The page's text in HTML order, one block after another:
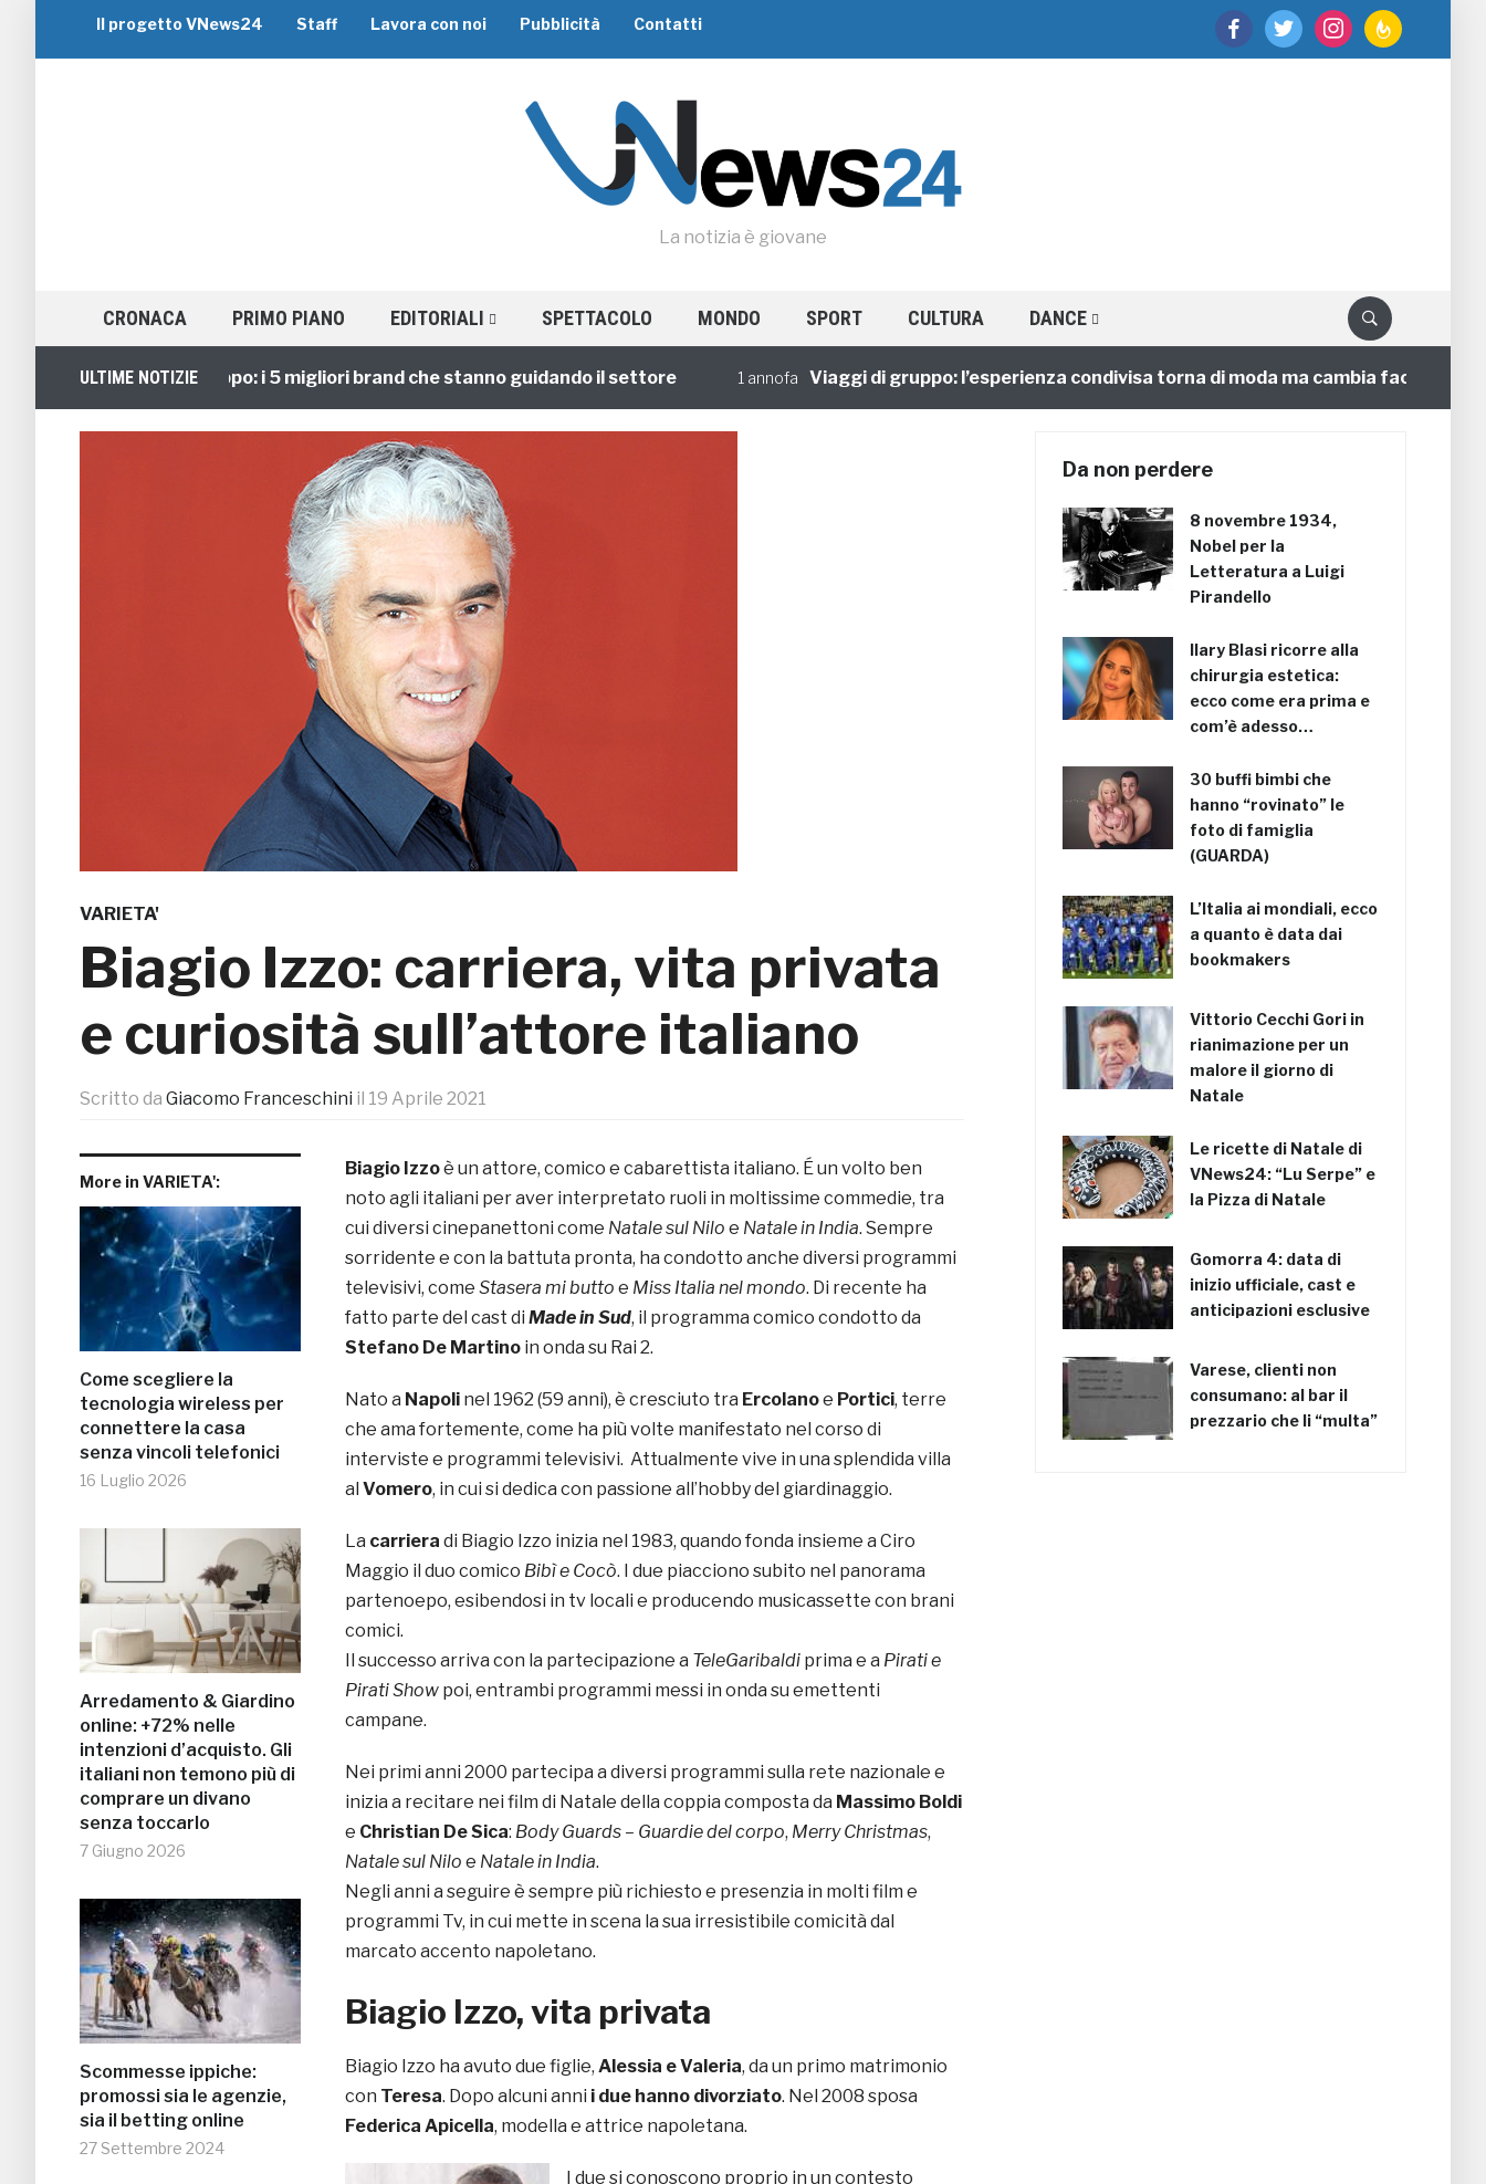
facebooktwitter instagramfeedburner
Il progetto VNews24 Staff Lavora con noi Pubblicità Contatti
La notizia è giovane
CRONACA PRIMO PIANO EDITORIALI SPETTACOLO MONDO SPORT CULTURA DANCE
ULTIME NOTIZIE
Viaggi di Gruppo: i 5 migliori brand che stanno guidando il settore 1 annofa Viaggi di gruppo: l’esperienza condivisa torna di moda ma cambia faccia
VARIETA'
Biagio Izzo: carriera, vita privata
e curiosità sull’attore italiano
Scritto da Giacomo Franceschini il 19 Aprile 2021
More in VARIETA':
Come scegliere la
tecnologia wireless per
connettere la casa
senza vincoli telefonici
16 Luglio 2026
Arredamento & Giardino
online: +72% nelle
intenzioni d’acquisto. Gli
italiani non temono più di
comprare un divano
senza toccarlo
7 Giugno 2026
Scommesse ippiche:
promossi sia le agenzie,
sia il betting online
27 Settembre 2024
Biagio Izzoè un attore, comico e cabarettista italiano. É un volto ben
noto agli italiani per aver interpretato ruoli in moltissime commedie, tra
cui diversi cinepanettoni come Natale sul Nilo e Natale in India. Sempre
sorridente e con la battuta pronta, ha condotto anche diversi programmi
televisivi, come Stasera mi butto e Miss Italia nel mondo. Di recente ha
fatto parte del cast di Made in Sud, il programma comico condotto da
Stefano De Martino in onda su Rai 2.
Nato a Napoli nel 1962 (59 anni), è cresciuto tra Ercolanoe Portici, terre
che ama fortemente, come ha più volte manifestato nel corso di
interviste e programmi televisivi. Attualmente vive in una splendida villa
al Vomero, in cui si dedica con passione all’hobby del giardinaggio.
La carriera di Biagio Izzo inizia nel 1983, quando fonda insieme a Ciro
Maggio il duo comico Bibì e Cocò. I due piacciono subito nel panorama
partenoepo, esibendosi in tv locali e producendo musicassette con brani
comici.
Il successo arriva con la partecipazione a TeleGaribaldi prima e a Pirati e
Pirati Show poi, entrambi programmi messi in onda su emettenti
campane.
Nei primi anni 2000 partecipa a diversi programmi sulla rete nazionale e
inizia a recitare nei film di Natale della coppia composta da Massimo Boldi
e Christian De Sica: Body Guards – Guardie del corpo, Merry Christmas,
Natale sul Nilo e Natale in India.
Negli anni a seguire è sempre più richiesto e presenzia in molti film e
programmi Tv, in cui mette in scena la sua irresistibile comicità dal
marcato accento napoletano.
Biagio Izzo, vita privata
Biagio Izzo ha avuto due figlie, Alessia e Valeria, da un primo matrimonio
con Teresa. Dopo alcuni anni i due hanno divorziato. Nel 2008 sposa
Federica Apicella, modella e attrice napoletana.
I due si conoscono proprio in un contesto
Da non perdere
8 novembre 1934,
Nobel per la
Letteratura a Luigi
Pirandello
Ilary Blasi ricorre alla
chirurgia estetica:
ecco come era prima e
com’è adesso…
30 buffi bimbi che
hanno “rovinato” le
foto di famiglia
(GUARDA)
L’Italia ai mondiali, ecco
a quanto è data dai
bookmakers
Vittorio Cecchi Gori in
rianimazione per un
malore il giorno di
Natale
Le ricette di Natale di
VNews24: “Lu Serpe” e
la Pizza di Natale
Gomorra 4: data di
inizio ufficiale, cast e
anticipazioni esclusive
Varese, clienti non
consumano: al bar il
prezzario che li “multa”